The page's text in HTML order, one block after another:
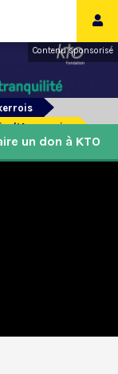
Contenu sponsorisé
l’Auxerrois
un don à KTO